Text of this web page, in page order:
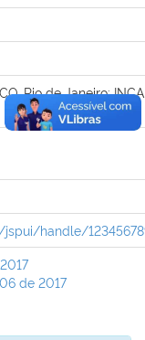
Rio de Janeiro:
handle/
de 2017